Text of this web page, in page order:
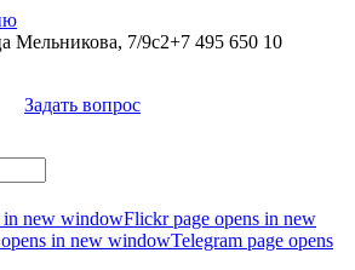
Мельникова, 7/9с2+7 495 650 10
Задать вопрос
in new windowFlickr page opens in new
in new windowTelegram page opens